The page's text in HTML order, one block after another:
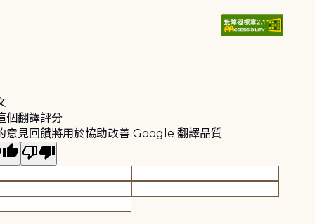
個翻譯評分
意見回饋將用於協助改善 Google 翻譯品質